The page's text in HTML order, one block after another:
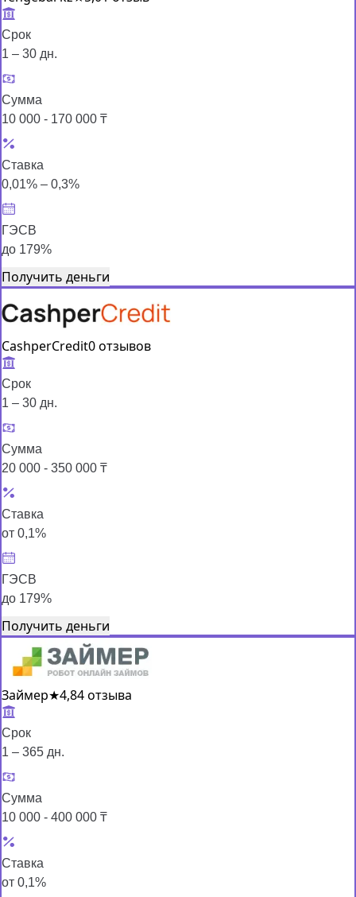
Срок
1 – 30 дн.
Сумма
10 000 - 170 000 ₸
Ставка
0,01% – 0,3%
ГЭСВ
до 179%
Получить деньги
CashperCredit0 отзывов
Срок
1 – 30 дн.
Сумма
20 000 - 350 000 ₸
Ставка
от 0,1%
ГЭСВ
до 179%
Получить деньги
Займер★4,84 отзыва
Срок
1 – 365 дн.
Сумма
10 000 - 400 000 ₸
Ставка
от 0,1%